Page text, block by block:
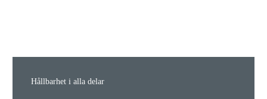
Hållbarhet i alla delar